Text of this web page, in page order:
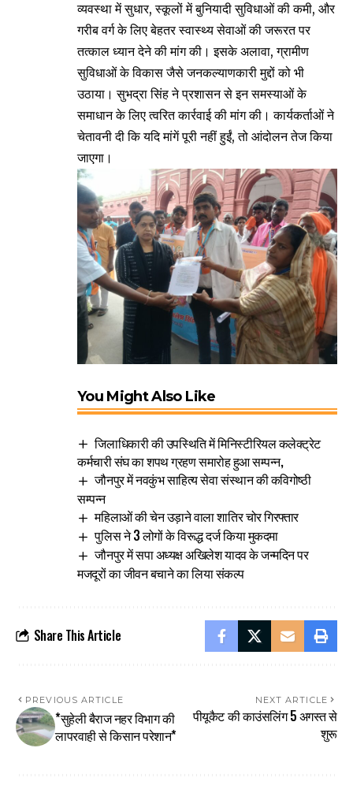
व्यवस्था में सुधार, स्कूलों में बुनियादी सुविधाओं की कमी, और
गरीब वर्ग के लिए बेहतर स्वास्थ्य सेवाओं की जरूरत पर
तत्काल ध्यान देने की मांग की। इसके अलावा, ग्रामीण
सुविधाओं के विकास जैसे जनकल्याणकारी मुद्दों को भी
उठाया। सुभद्रा सिंह ने प्रशासन से इन समस्याओं के
समाधान के लिए त्वरित कार्रवाई की मांग की। कार्यकर्ताओं ने
चेतावनी दी कि यदि मांगें पूरी नहीं हुईं, तो आंदोलन तेज किया
जाएगा।
You Might Also Like
जिलाधिकारी की उपस्थिति में मिनिस्टीरियल कलेक्ट्रेट
कर्मचारी संघ का शपथ ग्रहण समारोह हुआ सम्पन्न,
जौनपुर में नवकुंभ साहित्य सेवा संस्थान की कविगोष्ठी
सम्पन्न
महिलाओं की चेन उड़ाने वाला शातिर चोर गिरफ्तार
पुलिस ने 3 लोगों के विरूद्ध दर्ज किया मुकदमा
जौनपुर में सपा अध्यक्ष अखिलेश यादव के जन्मदिन पर
मजदूरों का जीवन बचाने का लिया संकल्प
Share This Article
PREVIOUS ARTICLE
*सुहेली बैराज नहर विभाग की
लापरवाही से किसान परेशान*
NEXT ARTICLE
पीयूकैट की काउंसलिंग 5 अगस्त से
शुरू